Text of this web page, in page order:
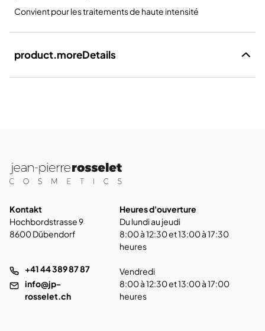
Convient pour les traitements de haute intensité
product.moreDetails
Kontakt
Hochbordstrasse 9
8600 Dübendorf
+41 44 389 87 87
info@jp-
rosselet.ch
Heures d'ouverture
Du lundi au jeudi
8:00 à 12:30 et 13:00 à 17:30
heures
Vendredi
8:00 à 12:30 et 13:00 à 17:00
heures